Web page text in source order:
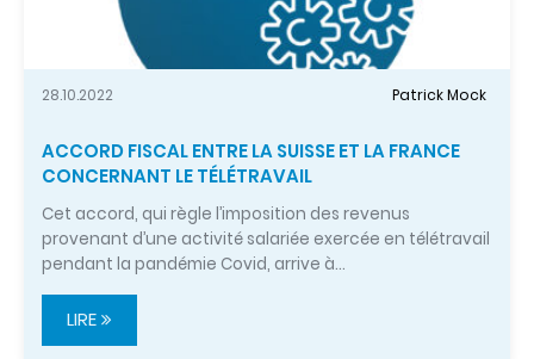
28.10.2022 Patrick Mock
ACCORD FISCAL ENTRE LA SUISSE ET LA FRANCE
CONCERNANT LE TÉLÉTRAVAIL
Cet accord, qui règle l’imposition des revenus
provenant d’une activité salariée exercée en télétravail
pendant la pandémie Covid, arrive à…
LIRE